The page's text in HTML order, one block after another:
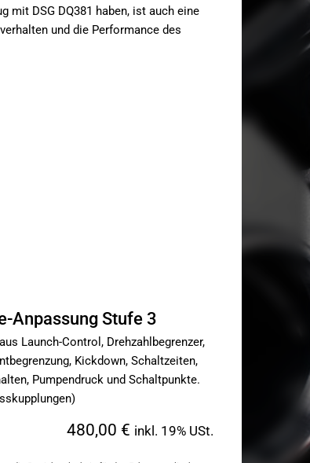
mit DSG DQ381 haben, ist auch eine
und die Performance des
Anpassung Stufe 3
Launch-Control, Drehzahlbegrenzer,
Kickdown, Schaltzeiten,
Pumpendruck und Schaltpunkte.
480,00 € inkl. 19% USt.